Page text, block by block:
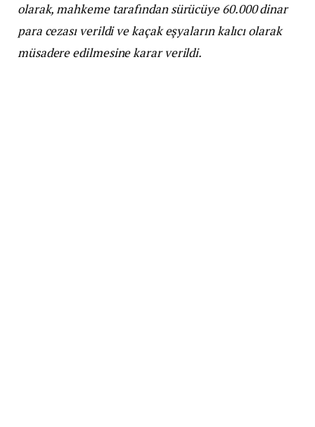
olarak, mahkeme tarafından sürücüye 60.000 dinar
para cezası verildi ve kaçak eşyaların kalıcı olarak
müsadere edilmesine karar verildi.